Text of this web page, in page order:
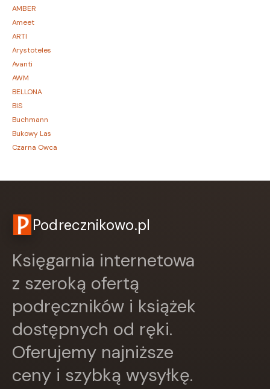
AMBER
Ameet
ARTI
Arystoteles
Avanti
AWM
BELLONA
BIS
Buchmann
Bukowy Las
Czarna Owca
DEMART
Dolnośląskie
DRAGON
EDYCJA ŚWIĘTEGO PAWŁA
Edycja Świętego Pawła
ESPRIT
Express Publishing
FABRYKA SŁÓW
FENIX
FRONDA
Podrecznikowo.pl
Księgarnia internetowa
z szeroką ofertą
podręczników i książek
dostępnych od ręki.
Oferujemy najniższe
ceny i szybką wysyłkę.